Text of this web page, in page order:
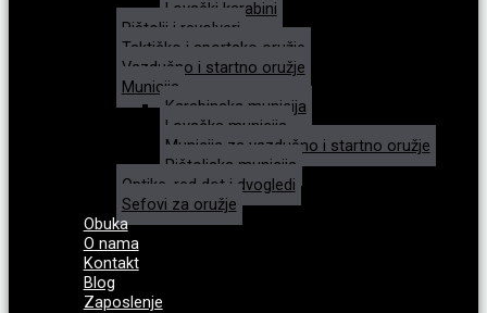
Lovački karabini
Pištolji i revolveri
Taktičko i sportsko oružje
Vazdušno i startno oružje
Municija
Karabinska municija
Lovačka municija
Municija za vazdušno i startno oružje
Pištoljska municija
Optike, red dot i dvogledi
Sefovi za oružje
Obuka
O nama
Kontakt
Blog
Zaposlenje